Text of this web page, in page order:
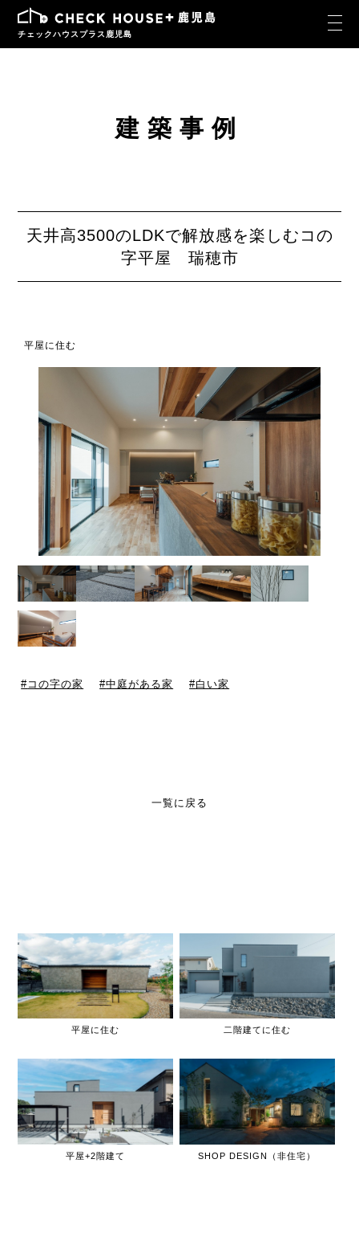
チェックハウスプラス鹿児島
建築事例
天井高3500のLDKで解放感を楽しむコの
字平屋 瑞穂市
平屋に住む
コの字の家 中庭がある家 白い家
一覧に戻る
平屋に住む 二階建てに住む
平屋+2階建て SHOP DESIGN（非住宅）